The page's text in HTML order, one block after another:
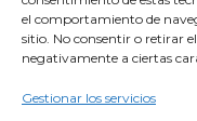
el comportamiento de
sitio. No consentir o retirar
negativamente a ciertas
Gestionar los servicios
10:00 a